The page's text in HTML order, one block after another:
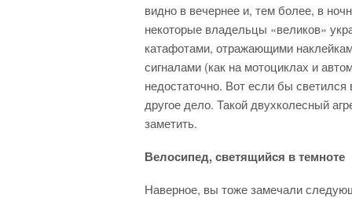
видно в вечернее и, тем более, в
некоторые владельцы «великов»
катафотами, отражающими
сигналами (как на мотоциклах и
недостаточно. Вот если бы светился
другое дело. Такой двухколесный
заметить.
Велосипед, светящийся в темноте
Наверное, вы тоже замечали